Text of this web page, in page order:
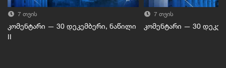
7 თვის
კომენტარი — 30 დეკემბერი, ნაწილი
II
7 თვის
კომენტარი — 30